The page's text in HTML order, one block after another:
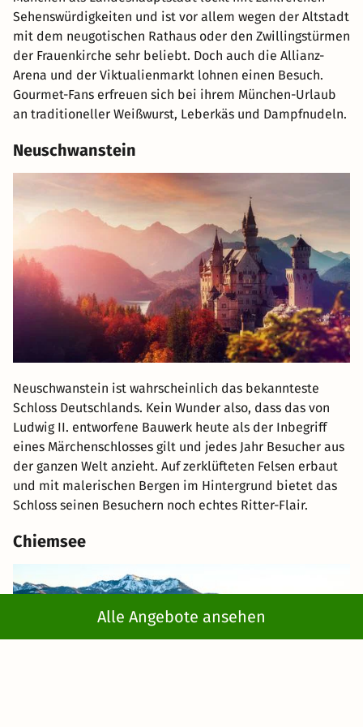
Alle Angebote ansehen
Wellnessbereich
Sehenswürdigkeiten und ist vor allem wegen der Altstadt
mit dem neugotischen Rathaus oder den Zwillingstürmen
der Frauenkirche sehr beliebt. Doch auch die Allianz-
Arena und der Viktualienmarkt lohnen einen Besuch.
Gourmet-Fans erfreuen sich bei ihrem München-Urlaub
an traditioneller Weißwurst, Leberkäs und Dampfnudeln.
Neuschwanstein
Neuschwanstein ist wahrscheinlich das bekannteste
Schloss Deutschlands. Kein Wunder also, dass das von
Ludwig II. entworfene Bauwerk heute als der Inbegriff
eines Märchenschlosses gilt und jedes Jahr Besucher aus
der ganzen Welt anzieht. Auf zerklüfteten Felsen erbaut
und mit malerischen Bergen im Hintergrund bietet das
Schloss seinen Besuchern noch echtes Ritter-Flair.
Chiemsee